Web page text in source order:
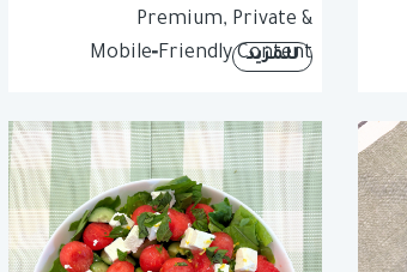
Premium, Private &
Mobile‑Friendly Content
للمزيد